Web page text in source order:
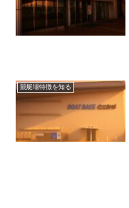
競艇場特徴を知る